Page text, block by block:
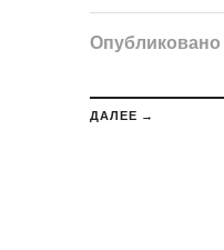
Опубликовано
ДАЛЕЕ →